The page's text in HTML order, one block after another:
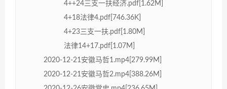
4++24三支一扶经济.pdf[1.62M]
4+18法律4.pdf[746.36K]
4+23三支一扶.pdf[1.80M]
法律14+17.pdf[1.07M]
2020-12-21安徽马哲1.mp4[279.99M]
2020-12-21安徽马哲2.mp4[388.26M]